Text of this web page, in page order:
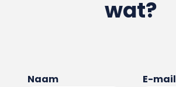
wat?
Naam E-mail